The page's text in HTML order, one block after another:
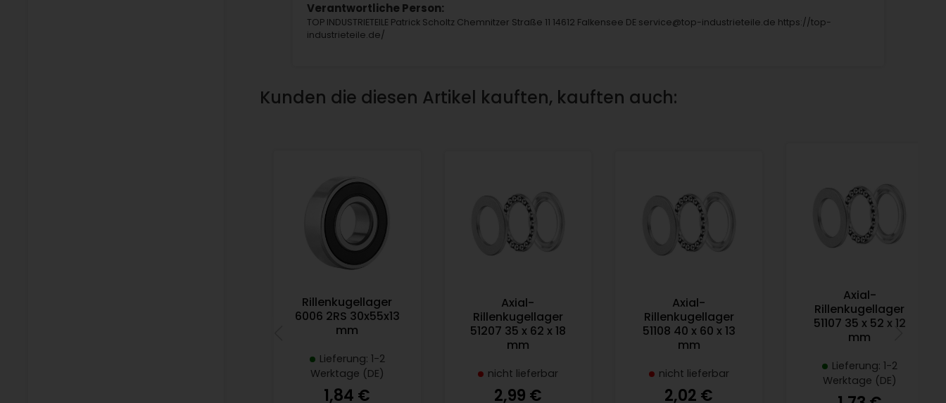
Verantwortliche Person:
TOP INDUSTRIETEILE Patrick Scholtz Chemnitzer Straße 11 14612 Falkensee DE service@top-industrieteile.de https://top-
industrieteile.de/
Kunden die diesen Artikel kauften, kauften auch:
Rillenkugellager
6006 2RS 30x55x13
mm
Lieferung: 1-2
Werktage (DE)
1,84 €
Axial-
Rillenkugellager
51207 35 x 62 x 18
mm
nicht lieferbar
2,99 €
Axial-
Rillenkugellager
51108 40 x 60 x 13
mm
nicht lieferbar
2,02 €
Axial-
Rillenkugellager
51107 35 x 52 x 12
mm
Lieferung: 1-2
Werktage (DE)